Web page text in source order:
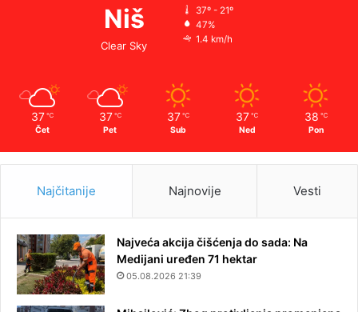
Niš
Clear Sky
37º - 21º
47%
1.4 km/h
37 ℃
Čet
37 ℃
Pet
37 ℃
Sub
37 ℃
Ned
38 ℃
Pon
Najčitanije Najnovije Vesti
Najveća akcija čišćenja do sada: Na
Medijani uređen 71 hektar
05.08.2026 21:39